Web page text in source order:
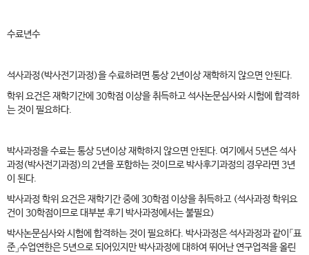
수료년수
석사과정(박사전기과정)을 수료하려면 통상 2년이상 재학하지 않으면 안된다.
학위 요건은 재학기간에 30학점 이상을 취득하고 석사논문심사와 시험에 합격하
는 것이 필요하다.
박사과정을 수료는 통상 5년이상 재학하지 않으면 안된다. 여기에서 5년은 석사
과정(박사전기과정)의 2년을 포함하는 것이므로 박사후기과정의 경우라면 3년
이 된다.
박사과정 학위 요건은 재학기간 중에 30학점 이상을 취득하고 (석사과정 학위요
건이 30학점이므로 대부분 후기 박사과정에서는 불필요)
박사논문심사와 시험에 합격하는 것이 필요하다. 박사과정은 석사과정과 같이「표
준」수업연한은 5년으로 되어있지만 박사과정에 대하여 뛰어난 연구업적을 올린